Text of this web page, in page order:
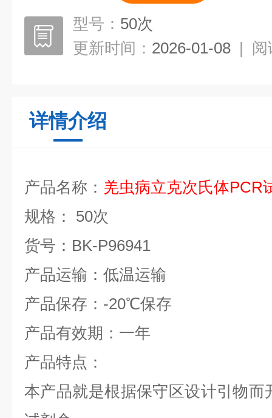
型号： 50次
更新时间： 2026-01-08 | 阅
详情介绍
产品名称： 羌虫病立克次氏体PCR
规格：
50次
货号： BK-P96941
产品运输：低温运输
产品保存： -20℃保存
产品有效期：一年
产品特点：
本产品就是根据保守区设计引物而